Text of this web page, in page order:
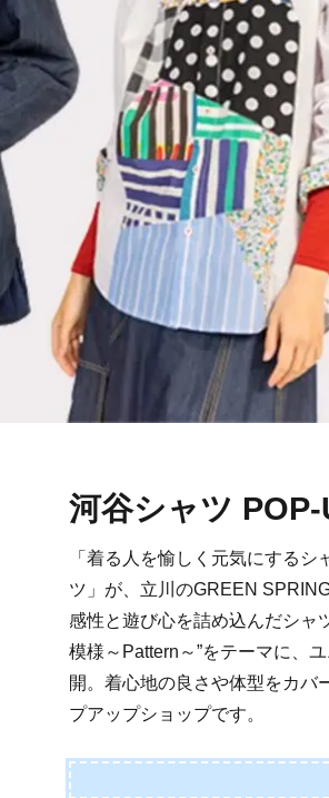
河谷シャツ POP-
「着る人を愉しく元気にする
ツ」が、立川のGREEN
感性と遊び心を詰め込んだシャ
模様～Pattern～”をテーマに、
開。着心地の良さや体型をカバ
プアップショップです。